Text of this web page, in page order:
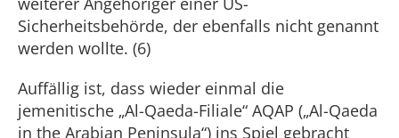
Sicherheitsbehörde, der ebenfalls nicht genannt
werden wollte. (6)
Auffällig ist, dass wieder einmal die
jemenitische „Al-Qaeda-Filiale“ AQAP („Al-Qaeda
in the Arabian Peninsula“) ins Spiel gebracht